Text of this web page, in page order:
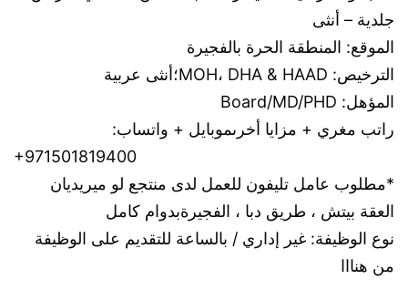
جلدية – أنثى
الموقع: المنطقة الحرة بالفجيرة
الترخيص: MOH، DHA & HAAD؛
أنثى عربية
المؤهل: Board/MD/PHD
راتب مغري + مزايا أخرىموبايل + واتساب:
+971501819400
العقة بيتش ، طريق دبا ، الفجيرةبدوام كامل
نوع الوظيفة: غير إداري / بالساعة
من هنااا